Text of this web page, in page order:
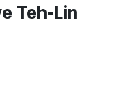
Teh-Lin